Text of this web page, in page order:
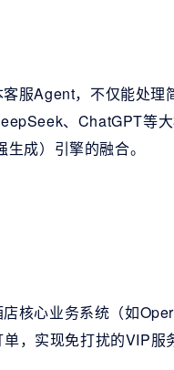
服Agent，不仅能处理
、ChatGPT等
成）引擎的融合。
核心业务系统（如
，实现免打扰的VIP服